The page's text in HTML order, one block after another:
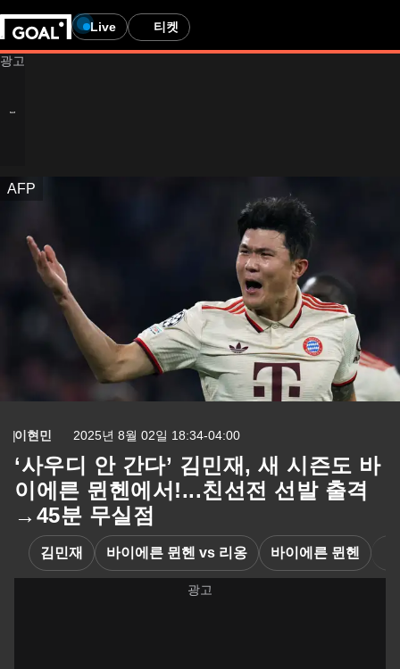
Live 티켓
AFP
이현민 2025년 8월 02일 18:34-04:00
‘사우디 안 간다’ 김민재, 새 시즌도 바
이에른 뮌헨에서!...친선전 선발 출격
→45분 무실점
김민재 바이에른 뮌헨 vs 리옹 바이에른 뮌헨